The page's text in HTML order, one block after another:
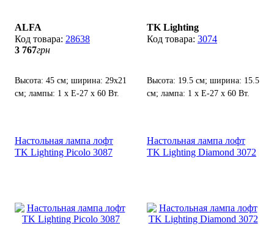
ALFA
28638
3 767грн
Высота: 45 см; ширина: 29х21
см; лампы: 1 х Е-27 х 60 Вт.
TK Lighting
3074
Высота: 19.5 см; ширина: 15.5
см; лампа: 1 х Е-27 х 60 Вт.
Настольная лампа лофт
TK Lighting Picolo 3087
Настольная лампа лофт
TK Lighting Diamond 3072